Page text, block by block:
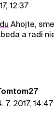
12:37
Ahojte,
a radi
7. 2017, 14:47